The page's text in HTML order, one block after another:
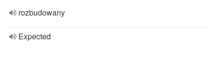
rozbudowany
Expected